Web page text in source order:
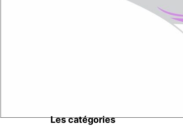
Les catégories